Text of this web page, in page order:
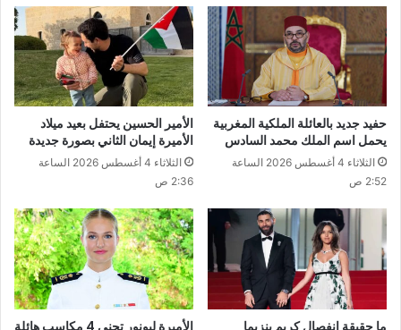
حفيد جديد بالعائلة الملكية المغربية
يحمل اسم الملك محمد السادس
الثلاثاء 4 أغسطس 2026 الساعة
2:52 ص
الأمير الحسين يحتفل بعيد ميلاد
الأميرة إيمان الثاني بصورة جديدة
الثلاثاء 4 أغسطس 2026 الساعة
2:36 ص